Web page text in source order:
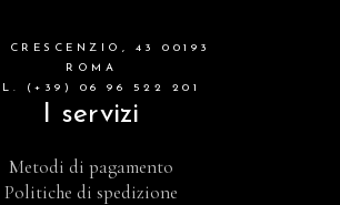
CRESCENZIO, 43 00193
ROMA
(+39) 06 96 522 201
I servizi
Metodi di pagamento
Politiche di spedizione